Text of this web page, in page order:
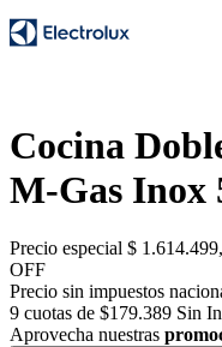
Cocina
M-Gas Inox
Precio especial $
OFF
Precio sin impuestos
9 cuotas de $179.389 Sin
Aprovecha nuestras